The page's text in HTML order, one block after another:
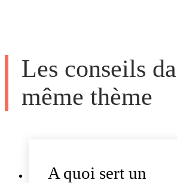
Les conseils
même thème
A quoi sert un